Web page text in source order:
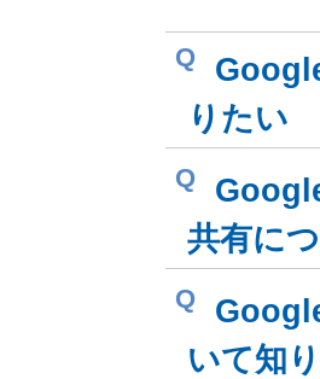
Q
りたい
Q
共有に
Q
いて知